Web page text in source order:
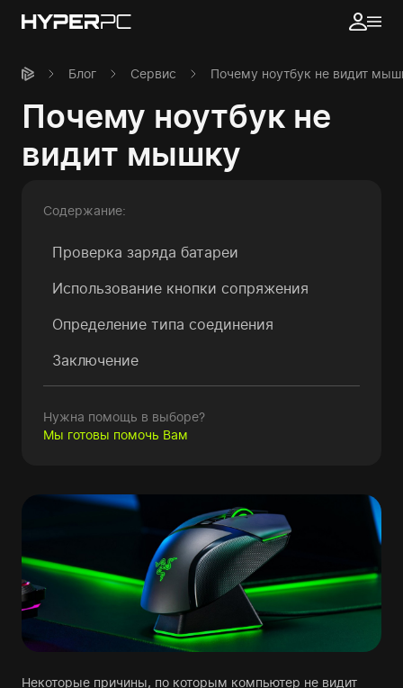
Блог Сервис Почему ноутбук не видит
Почему ноутбук не
видит мышку
Содержание:
Проверка заряда батареи
Использование кнопки сопряжения
Определение типа соединения
Заключение
Нужна помощь в выборе?
Мы готовы помочь Вам
Некоторые причины, по которым компьютер не видит